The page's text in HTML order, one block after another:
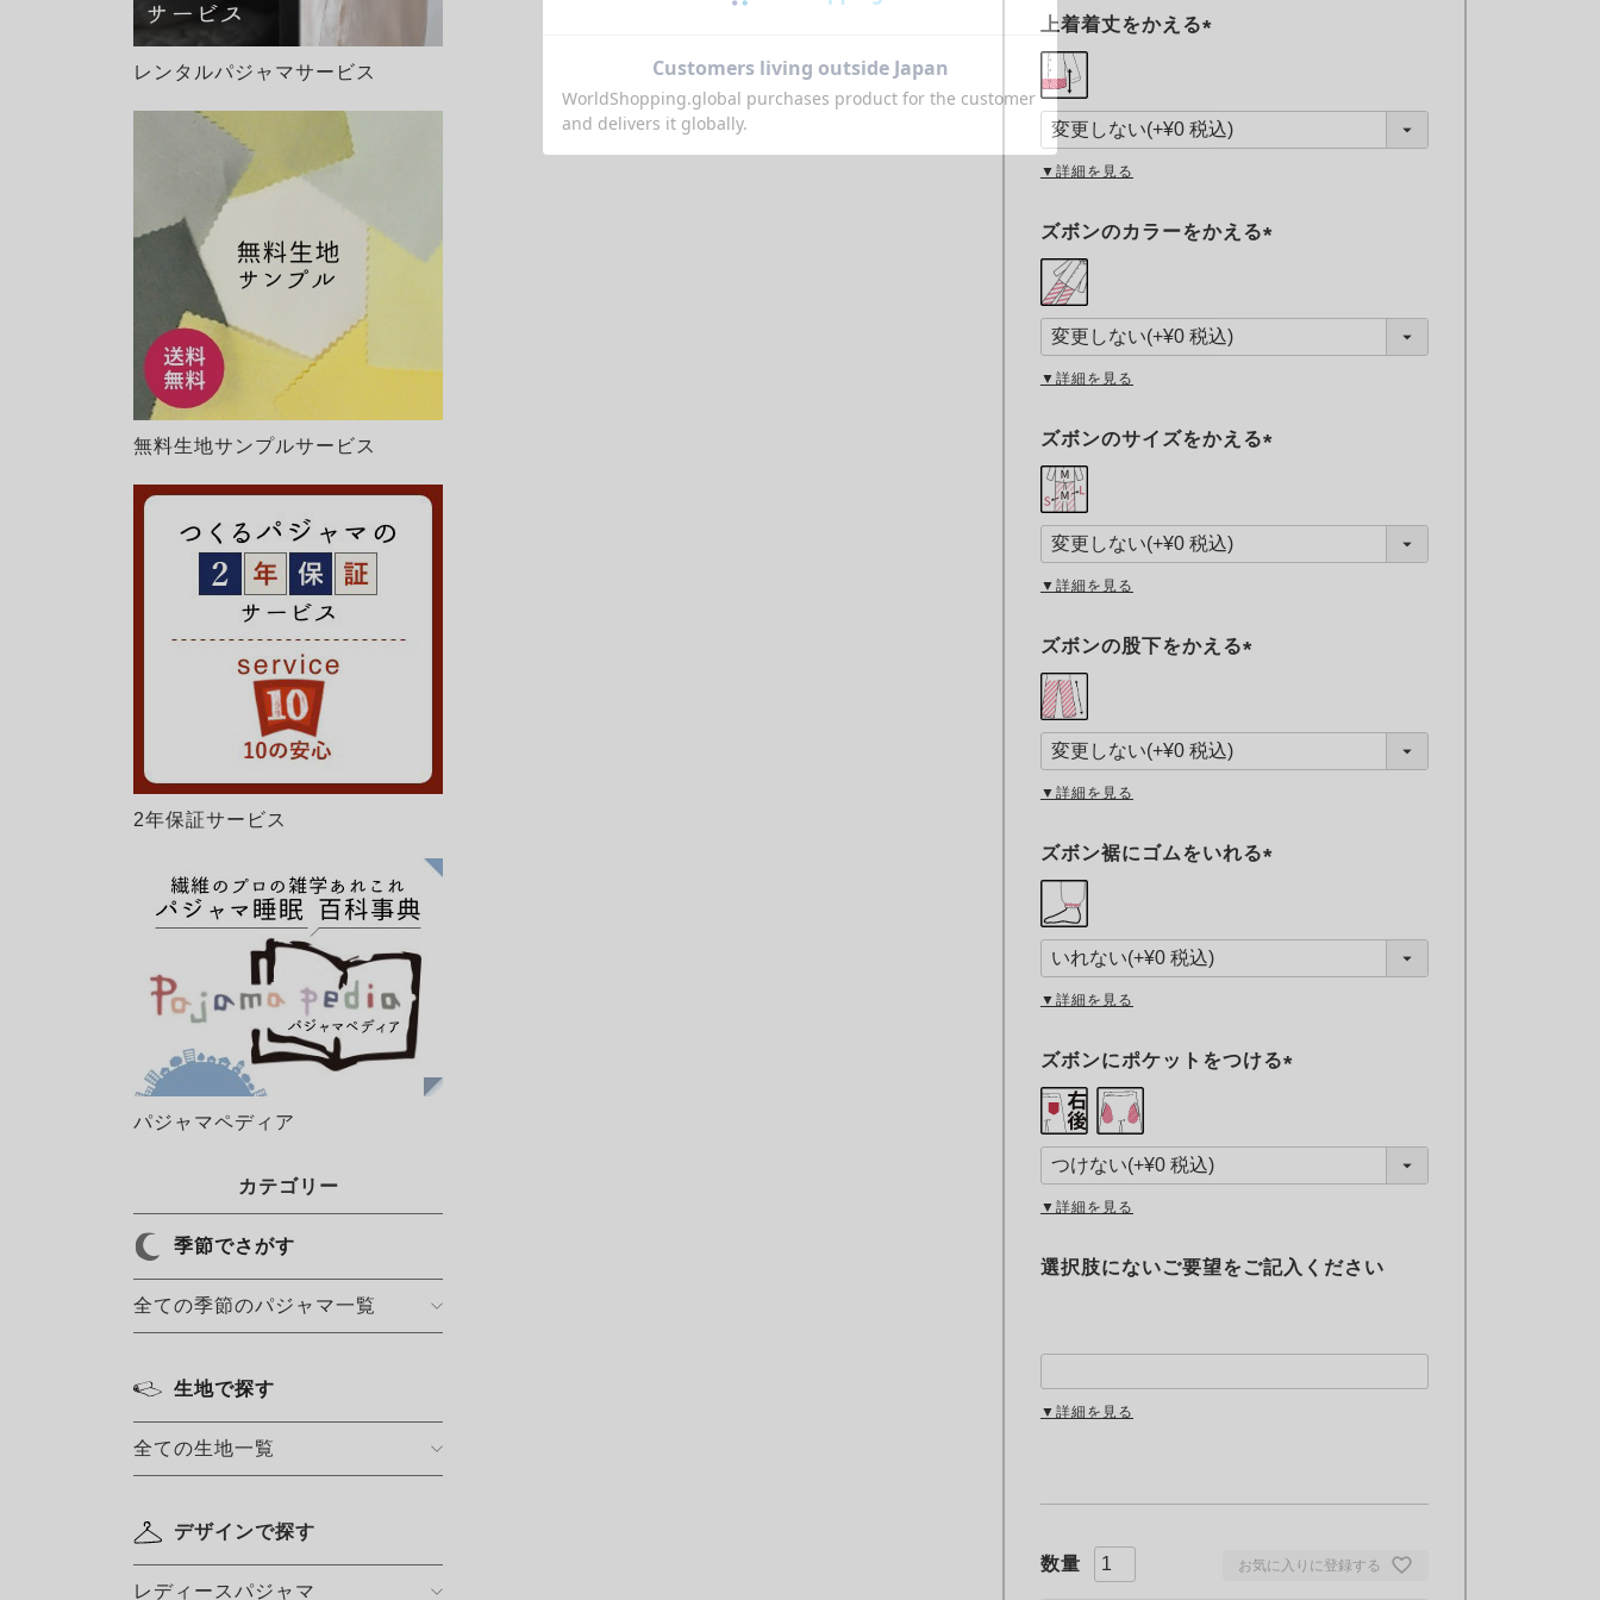
レンタルパジャマサービス
無料生地サンプルサービス
2年保証サービス
パジャマペディア
カテゴリー
季節でさがす
全ての季節のパジャマ一覧
生地で探す
全ての生地一覧
デザインで探す
レディースパジャマ
お気に入りに登録する
上着着丈をかえる
須
)
▼詳細を見る
ズボンのカラーをかえる
須
)
▼詳細を見る
ズボンのサイズをかえる
須
)
▼詳細を見る
ズボンの股下をかえる
須
)
▼詳細を見る
ズボン裾にゴムをいれる
須
)
▼詳細を見る
ズボンにポケットをつける
須
)
▼詳細を見る
選択肢にないご要望をご記入ください
▼詳細を見る